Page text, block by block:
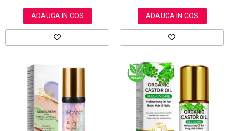
ADAUGA IN COS ADAUGA IN COS